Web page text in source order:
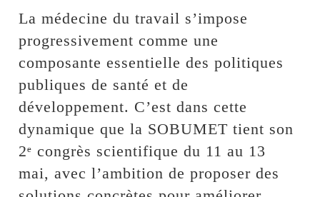
La médecine du travail s’impose
progressivement comme une
composante essentielle des politiques
publiques de santé et de
développement. C’est dans cette
dynamique que la SOBUMET tient son
2ᵉ congrès scientifique du 11 au 13
mai, avec l’ambition de proposer des